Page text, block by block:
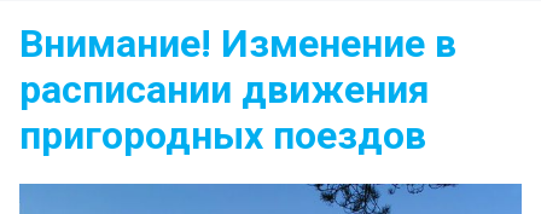
Внимание! Изменение в
расписании движения
пригородных поездов